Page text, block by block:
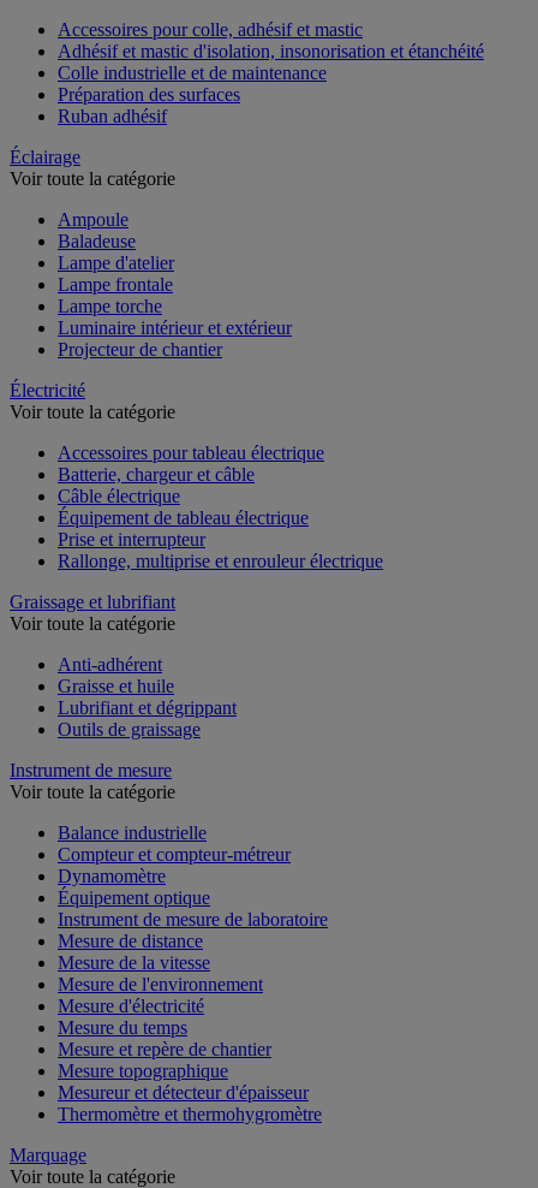
Accessoires pour colle, adhésif et mastic
Adhésif et mastic d'isolation, insonorisation et étanchéité
Colle industrielle et de maintenance
Préparation des surfaces
Ruban adhésif
Éclairage
Voir toute la catégorie
Ampoule
Baladeuse
Lampe d'atelier
Lampe frontale
Lampe torche
Luminaire intérieur et extérieur
Projecteur de chantier
Électricité
Voir toute la catégorie
Accessoires pour tableau électrique
Batterie, chargeur et câble
Câble électrique
Équipement de tableau électrique
Prise et interrupteur
Rallonge, multiprise et enrouleur électrique
Graissage et lubrifiant
Voir toute la catégorie
Anti-adhérent
Graisse et huile
Lubrifiant et dégrippant
Outils de graissage
Instrument de mesure
Voir toute la catégorie
Balance industrielle
Compteur et compteur-métreur
Dynamomètre
Équipement optique
Instrument de mesure de laboratoire
Mesure de distance
Mesure de la vitesse
Mesure de l'environnement
Mesure d'électricité
Mesure du temps
Mesure et repère de chantier
Mesure topographique
Mesureur et détecteur d'épaisseur
Thermomètre et thermohygromètre
Marquage
Voir toute la catégorie